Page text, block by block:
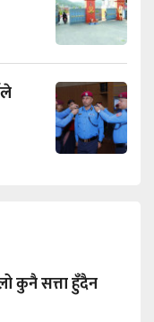
कुनै सत्ता हुँदैन